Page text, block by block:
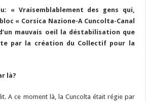
« Vraisemblablement des gens qui,
« Corsica Nazione-A Cuncolta-Canal
mauvais oeil la déstabilisation que
par la création du Collectif pour la
là?
A ce moment là, la Cuncolta était régie par